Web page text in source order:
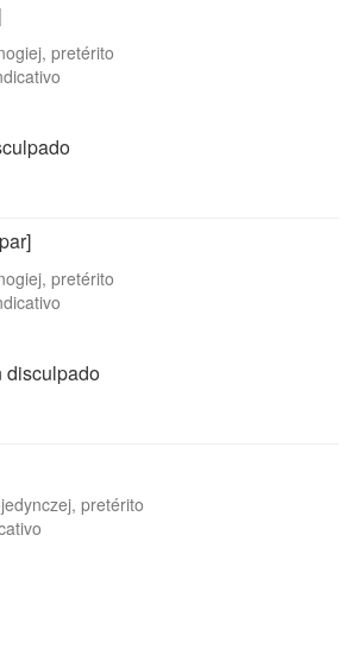
pretérito
pretérito
disculpado
pretérito